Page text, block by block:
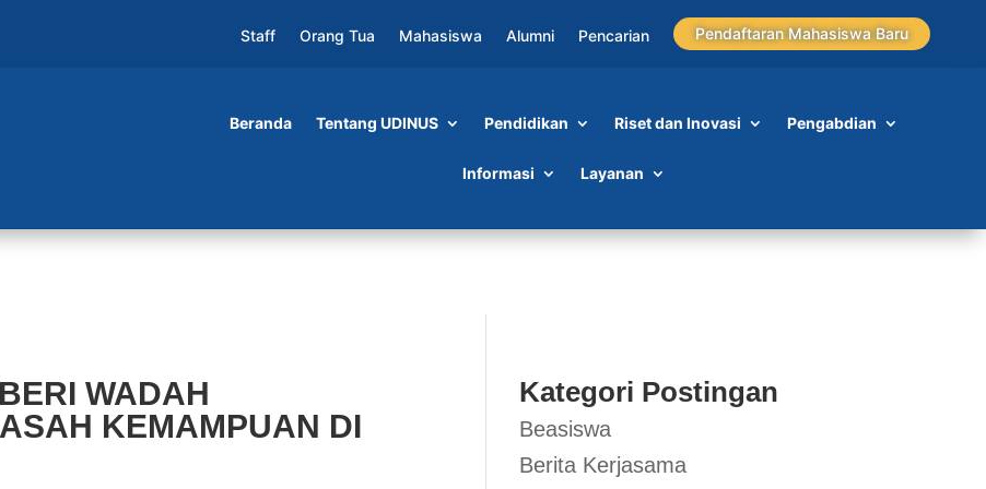
Staff Orang Tua Mahasiswa Alumni Pencarian Pendaftaran Mahasiswa Baru
Beranda Tentang UDINUS Pendidikan Riset dan Inovasi Pengabdian
Informasi Layanan
WADAH
KEMAMPUAN DI
Kategori Postingan
Beasiswa
Berita Kerjasama